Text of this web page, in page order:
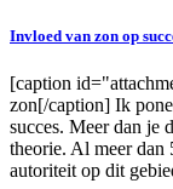
Invloed van zon op
[caption
zon[/caption] Ik
succes. Meer dan je
theorie. Al meer dan
autoriteit op dit